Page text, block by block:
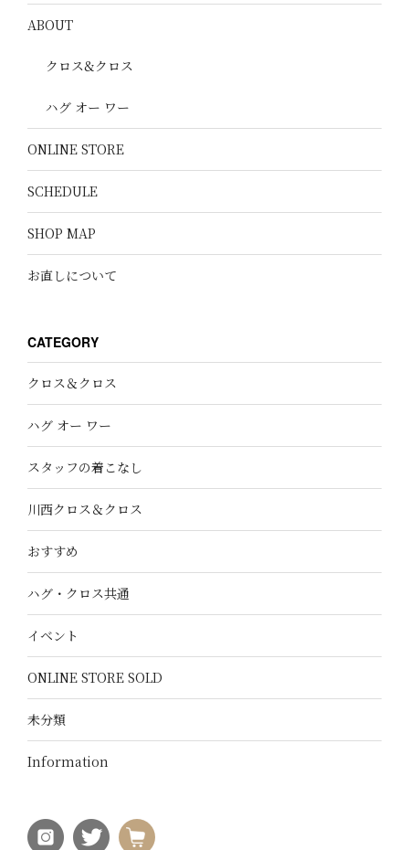
ABOUT
クロス&クロス
ハグ オー ワー
ONLINE STORE
SCHEDULE
SHOP MAP
お直しについて
CATEGORY
クロス＆クロス
ハグ オー ワー
スタッフの着こなし
川西クロス＆クロス
おすすめ
ハグ・クロス共通
イベント
ONLINE STORE SOLD
未分類
Information